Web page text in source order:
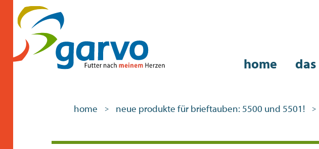
home
home > neue produkte für brieftauben: 5500 und 5501! >